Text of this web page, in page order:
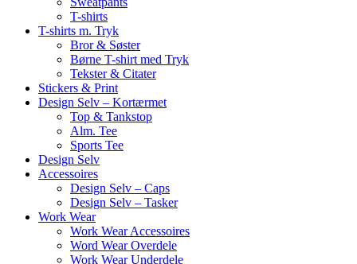
T-shirts
T-shirts m. Tryk
Bror & Søster
Børne T-shirt med Tryk
Tekster & Citater
Stickers & Print
Design Selv – Kortærmet
Top & Tankstop
Alm. Tee
Sports Tee
Design Selv
Accessoires
Design Selv – Caps
Design Selv – Tasker
Work Wear
Work Wear Accessoires
Word Wear Overdele
Work Wear Underdele